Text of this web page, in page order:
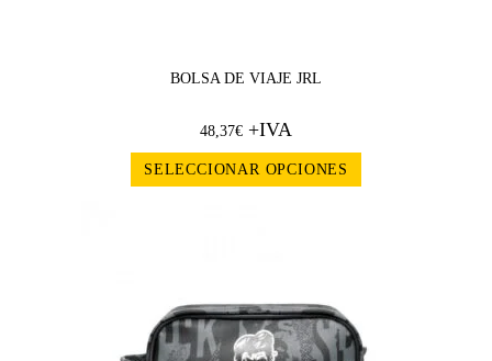
BOLSA DE VIAJE JRL
48,37€ +IVA
SELECCIONAR OPCIONES